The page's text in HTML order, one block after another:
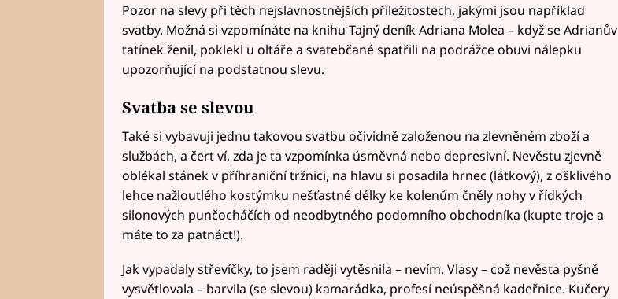
Pozor na slevy při těch nejslavnostnějších příležitostech, jakými jsou například
svatby. Možná si vzpomínáte na knihu Tajný deník Adriana Molea – když se Adrianův
tatínek ženil, poklekl u oltáře a svatebčané spatřili na podrážce obuvi nálepku
upozorňující na podstatnou slevu.
Svatba se slevou
Také si vybavuji jednu takovou svatbu očividně založenou na zlevněném zboží a
službách, a čert ví, zda je ta vzpomínka úsměvná nebo depresivní. Nevěstu zjevně
oblékal stánek v příhraniční tržnici, na hlavu si posadila hrnec (látkový), z ošklivého
lehce nažloutlého kostýmku nešťastné délky ke kolenům čněly nohy v řídkých
silonových punčocháčích od neodbytného podomního obchodníka (kupte troje a
máte to za patnáct!).
Jak vypadaly střevíčky, to jsem raději vytěsnila – nevím. Vlasy – což nevěsta pyšně
vysvětlovala – barvila (se slevou) kamarádka, profesí neúspěšná kadeřnice. Kučery